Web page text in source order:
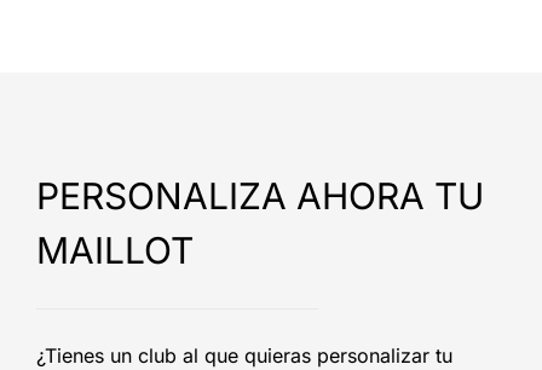
PERSONALIZA AHORA TU
MAILLOT
¿Tienes un club al que quieras personalizar tu